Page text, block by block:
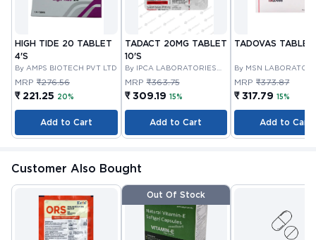
HIGH TIDE 20 TABLET
4'S
By AMPS BIOTECH PVT LTD
MRP ₹276.56
₹ 221.25 20%
Add to Cart
TADACT 20MG TABLET
10'S
By IPCA LABORATORIES
LIMITED
MRP ₹363.75
₹ 309.19 15%
Add to Cart
TADOVAS
By MSN
PRIVATE LIMITED
MRP ₹373.87
₹ 317.79 15%
Add to Cart
Customer Also Bought
Out Of Stock